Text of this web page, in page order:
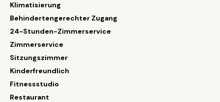
Klimatisierung
Behindertengerechter Zugang
24-Stunden-Zimmerservice
Zimmerservice
Sitzungszimmer
Kinderfreundlich
Fitnessstudio
Restaurant